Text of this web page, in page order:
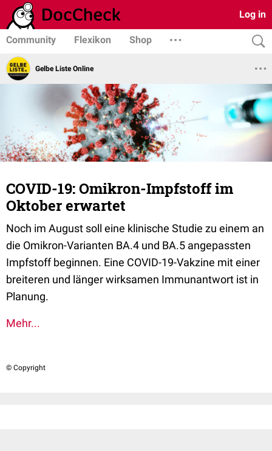
Log in
Community Flexikon Shop
Gelbe Liste Online
COVID-19: Omikron-Impfstoff im
Oktober erwartet
Noch im August soll eine klinische Studie zu einem an
die Omikron-Varianten BA.4 und BA.5 angepassten
Impfstoff beginnen. Eine COVID-19-Vakzine mit einer
breiteren und länger wirksamen Immunantwort ist in
Planung.
Mehr...
© Copyright